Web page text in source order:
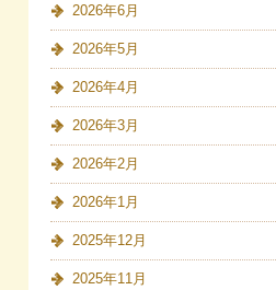
2026年6月
2026年5月
2026年4月
2026年3月
2026年2月
2026年1月
2025年12月
2025年11月